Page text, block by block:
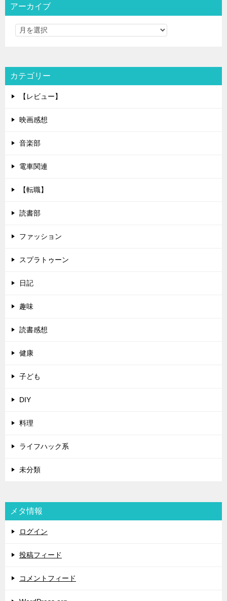
アーカイブ
カテゴリー
【レビュー】
映画感想
音楽部
電車関連
【転職】
読書部
ファッション
スプラトゥーン
日記
趣味
読書感想
健康
子ども
DIY
料理
ライフハック系
未分類
メタ情報
ログイン
投稿フィード
コメントフィード